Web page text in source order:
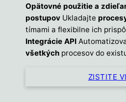
Opätovné použitie a
postupov Ukladajte
tímami a flexibilne ich
Integrácie API
všetkých procesov do
ZISTITE